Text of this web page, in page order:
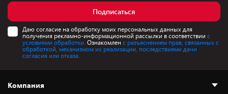
Подписаться
Даю согласие на обработку моих персональных данных для
получения рекламно-информационной рассылки в соответствии с
условиями обработки. Ознакомлен с разъяснением прав, связанных с
обработкой, механизмом их реализации, последствиями дачи
согласия или отказа.
Компания